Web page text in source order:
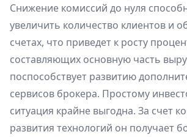
Снижение комиссий до нуля
увеличить количество клиентов и
счетах, что приведет к росту
составляющих основную часть
поспособствует развитию
сервисов брокера. Простому
ситуация крайне выгодна. За счет
развития технологий он получает